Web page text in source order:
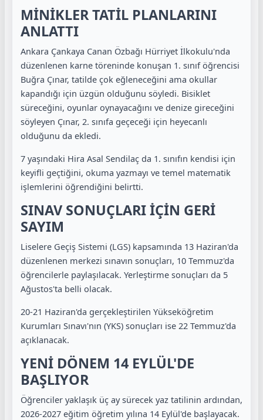
MİNİKLER TATİL PLANLARINI
ANLATTI
Ankara Çankaya Canan Özbağı Hürriyet İlkokulu'nda
düzenlenen karne töreninde konuşan 1. sınıf öğrencisi
Buğra Çınar, tatilde çok eğleneceğini ama okullar
kapandığı için üzgün olduğunu söyledi. Bisiklet
süreceğini, oyunlar oynayacağını ve denize gireceğini
söyleyen Çınar, 2. sınıfa geçeceği için heyecanlı
olduğunu da ekledi.
7 yaşındaki Hira Asal Sendilaç da 1. sınıfın kendisi için
keyifli geçtiğini, okuma yazmayı ve temel matematik
işlemlerini öğrendiğini belirtti.
SINAV SONUÇLARI İÇİN GERİ
SAYIM
Liselere Geçiş Sistemi (LGS) kapsamında 13 Haziran'da
düzenlenen merkezi sınavın sonuçları, 10 Temmuz'da
öğrencilerle paylaşılacak. Yerleştirme sonuçları da 5
Ağustos'ta belli olacak.
20-21 Haziran'da gerçekleştirilen Yükseköğretim
Kurumları Sınavı'nın (YKS) sonuçları ise 22 Temmuz'da
açıklanacak.
YENİ DÖNEM 14 EYLÜL'DE
BAŞLIYOR
Öğrenciler yaklaşık üç ay sürecek yaz tatilinin ardından,
2026-2027 eğitim öğretim yılına 14 Eylül'de başlayacak.